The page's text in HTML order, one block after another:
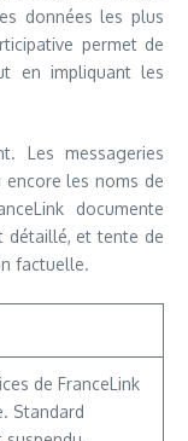
données les plus
permet de
en impliquant les
Les messageries
les noms de
documente
détaillé, et tente de
factuelle.
de FranceLink
Standard